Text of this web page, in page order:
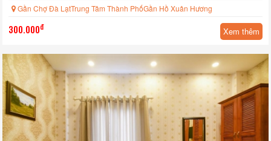
Gần Chợ Đà LạtTrung Tâm Thành PhốGần Hồ Xuân Hương
300.000đ Xem thêm